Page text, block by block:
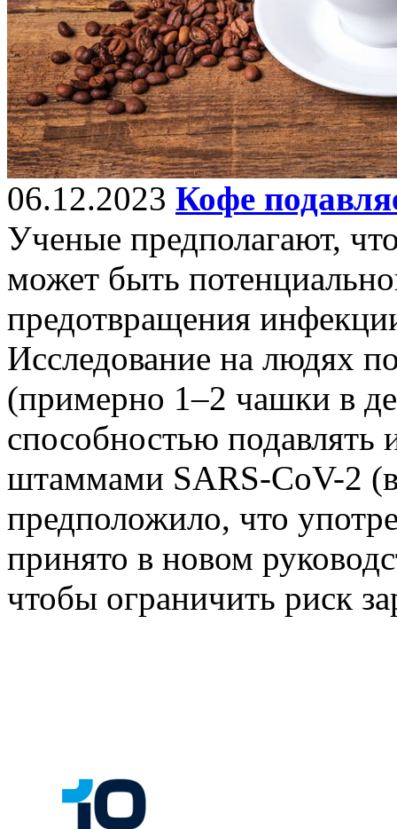
06.12.2023 Кофе
Ученые предполагают,
может быть
предотвращения
Исследование на людях
(примерно 1–2 чашки в
способностью
штаммами SARS-CoV-2
предположило, что
принято в новом
чтобы ограничить риск